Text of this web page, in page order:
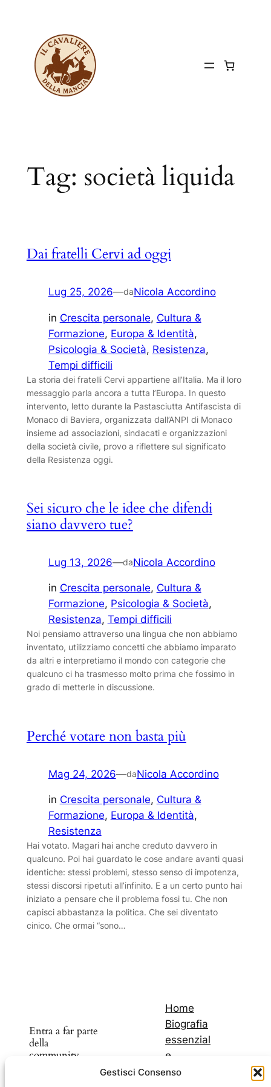
Gestisci Consenso
contenuto
Tag: società liquida
Dai fratelli Cervi ad oggi
Lug 25, 2026—daNicola Accordino
in Crescita personale, Cultura &
Formazione, Europa & Identità
Psicologia & Società, Resistenza
Tempi difficili
La storia dei fratelli Cervi appartiene all’Italia. Ma il loro
messaggio parla ancora a tutta l’Europa. In questo
intervento, letto durante la Pastasciutta Antifascista di
Monaco di Baviera, organizzata dall’ANPI di Monaco
insieme ad associazioni, sindacati e organizzazioni
della società civile, provo a riflettere sul significato
della Resistenza oggi.
Sei sicuro che le idee che difendi
siano davvero tue?
Lug 13, 2026—daNicola Accordino
in Crescita personale, Cultura &
Formazione, Psicologia & Società
Resistenza, Tempi difficili
Noi pensiamo attraverso una lingua che non abbiamo
inventato, utilizziamo concetti che abbiamo imparato
da altri e interpretiamo il mondo con categorie che
qualcuno ci ha trasmesso molto prima che fossimo in
grado di metterle in discussione.
Perché votare non basta più
Mag 24, 2026—daNicola Accordino
in Crescita personale, Cultura &
Formazione, Europa & Identità
Resistenza
Hai votato. Magari hai anche creduto davvero in
qualcuno. Poi hai guardato le cose andare avanti quasi
identiche: stessi problemi, stesso senso di impotenza,
stessi discorsi ripetuti all’infinito. E a un certo punto hai
iniziato a pensare che il problema fossi tu. Che non
capisci abbastanza la politica. Che sei diventato
cinico. Che ormai “sono…
Entra a far parte
della
community
Home
Biografia
essenzial
e
I miei